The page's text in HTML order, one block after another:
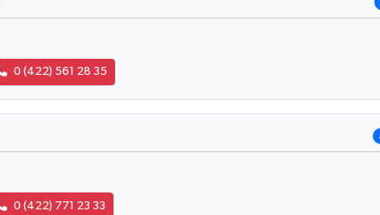
0 (422) 561 28 35
0 (422) 771 23 33